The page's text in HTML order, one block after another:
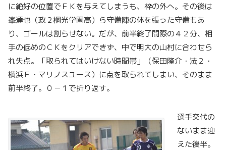
に絶好の位置でＦＫを与えてしまうも、枠の外へ。その後は
峯達也（政２桐光学園高）ら守備陣の体を張った守備もあ
り、ゴールは割らせない。だが、前半終了間際の４２分、相
手の低めのＣＫをクリアできず、中で明大の山村に合わせら
れ失点。「取られてはいけない時間帯」（保田隆介・法２・
横浜Ｆ・マリノスユース）に点を取られてしまい、そのまま
前半終了。０－１で折り返す。
選手交代の
ないまま迎
えた後半。